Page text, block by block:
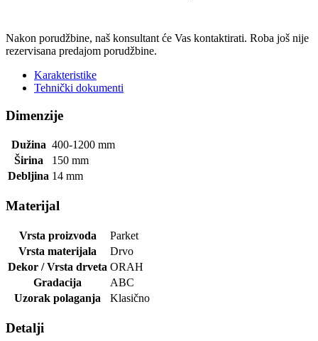
Nakon porudžbine, naš konsultant će Vas kontaktirati. Roba još nije
rezervisana predajom porudžbine.
Karakteristike
Tehnički dokumenti
Dimenzije
Dužina 400-1200 mm
Širina
150 mm
Debljina 14 mm
Materijal
Vrsta proizvoda
Parket
Vrsta materijala
Drvo
Dekor / Vrsta drveta ORAH
Gradacija
ABC
Uzorak polaganja
Klasično
Detalji